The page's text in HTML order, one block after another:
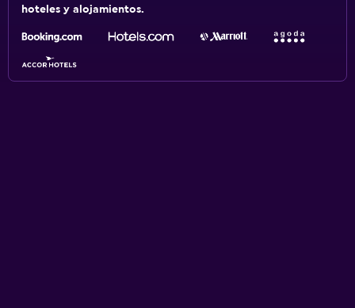
hoteles y alojamientos.